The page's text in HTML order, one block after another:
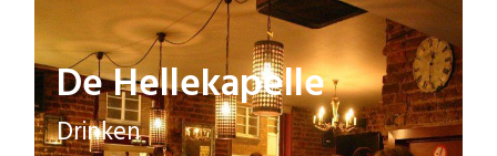
De Hellekapelle
Drinken